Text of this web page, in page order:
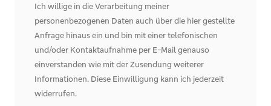
Ich willige in die Verarbeitung meiner
personenbezogenen Daten auch über die hier gestellte
Anfrage hinaus ein und bin mit einer telefonischen
und/oder Kontaktaufnahme per E-Mail genauso
einverstanden wie mit der Zusendung weiterer
Informationen. Diese Einwilligung kann ich jederzeit
widerrufen.